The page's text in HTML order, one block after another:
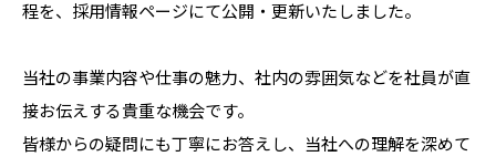
程を、採用情報ページにて公開・更新いたしました。
当社の事業内容や仕事の魅力、社内の雰囲気などを社員が直
接お伝えする貴重な機会です。
皆様からの疑問にも丁寧にお答えし、当社への理解を深めて